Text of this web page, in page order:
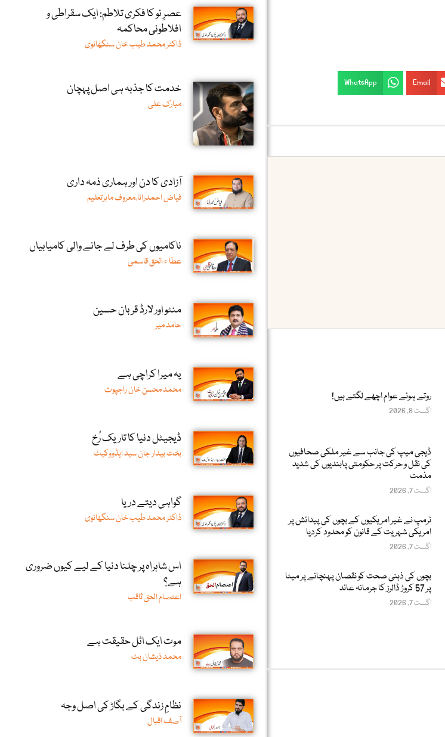
Email
WhatsApp
روتے ہوئے عوام اچھے لگتے ہیں!
اگست 8, 2026
ڈیجی میپ کی جانب سے غیر ملکی صحافیوں
کی نقل و حرکت پر حکومتی پابندیوں کی شدید
مذمت
اگست 7, 2026
ٹرمپ نے غیر امریکیوں کے بچوں کی پیدائش پر
امریکی شہریت کے قانون کو محدود کردیا
اگست 7, 2026
بچوں کی ذہنی صحت کو نقصان پہنچانے پر میٹا
پر 57 کروڑ ڈالرز کا جرمانہ عائد
اگست 7, 2026
عصرِ نو کا فکری تلاطم: ایک سقراطی و
افلاطونی محاکمہ
ڈاکٹر محمد طیب خان سنگھانوی
خدمت کا جذبہ ہی اصل پہچان
مبارک علی
آزادی کا دن اور ہماری ذمہ داری
فیاض احمدرانا،معروف ماہرتعلیم
ناکامیوں کی طرف لے جانے والی کامیابیاں
عطا ء الحق قاسمی
منٹو اور لارڈ قربان حسین
حامد میر
یہ میرا کراچی ہے
محمد محسن خان راجپوت
ڈیجیٹل دنیا کا تاریک رُخ
بخت بیدار جان سید ایڈووکیٹ
گواہی دیتے دریا
ڈاکٹر محمد طیب خان سنگھانوی
اس شاہراہ پر چلنا دنیا کے لیے کیوں ضروری
ہے؟
اعتصام الحق ثاقب
موت ایک اٹل حقیقت ہے
محمد ذیشان بٹ
نظامِ زندگی کے بگاڑ کی اصل وجہ
آصف اقبال